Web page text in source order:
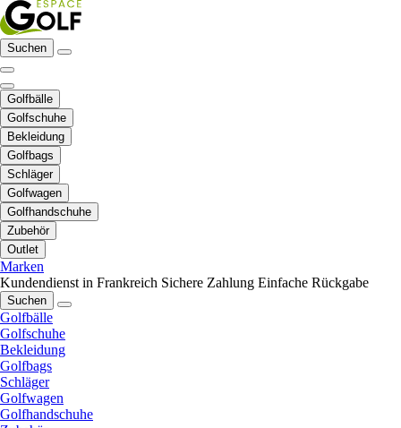
Suchen
Golfbälle
Golfschuhe
Bekleidung
Golfbags
Schläger
Golfwagen
Golfhandschuhe
Zubehör
Outlet
Marken
Kundendienst in Frankreich Sichere Zahlung Einfache Rückgabe
Suchen
Golfbälle
Golfschuhe
Bekleidung
Golfbags
Schläger
Golfwagen
Golfhandschuhe